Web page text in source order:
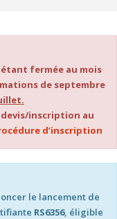
étant fermée au mois
de septembre
inscription au
d’inscription
le lancement de
RS6356, éligible